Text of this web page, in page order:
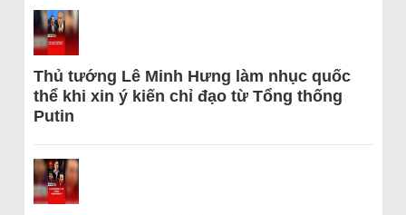
Thủ tướng Lê Minh Hưng làm nhục quốc
thể khi xin ý kiến chỉ đạo từ Tổng thống
Putin